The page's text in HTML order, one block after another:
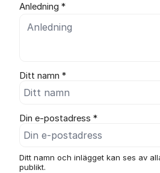
Anledning *
Ditt namn *
Din e-postadress *
Ditt namn och inlägget kan ses av
publikt.